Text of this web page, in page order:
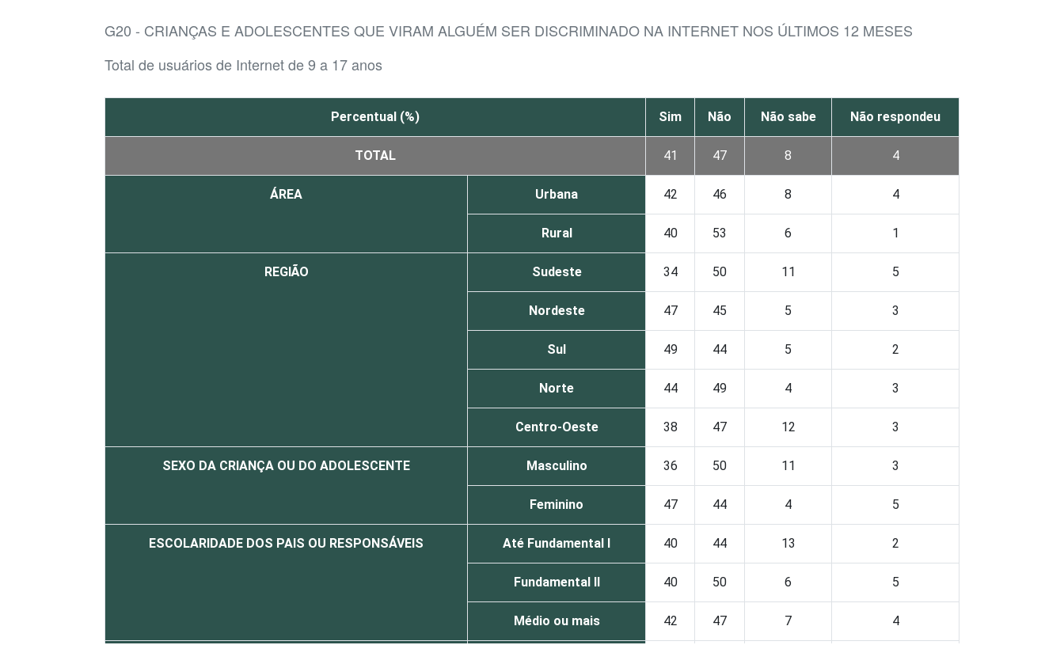
G20 - CRIANÇAS E ADOLESCENTES QUE VIRAM ALGUÉM SER DISCRIMINADO NA INTERNET NOS ÚLTIMOS 12 MESES
Total de usuários de Internet de 9 a 17 anos
Percentual (%) Sim Não Não sabe Não respondeu
TOTAL 41 47 8 4
ÁREA Urbana 42 46 8 4
Rural 40 53 6 1
REGIÃO Sudeste 34 50 11 5
Nordeste 47 45 5 3
Sul 49 44 5 2
Norte 44 49 4 3
Centro-Oeste 38 47 12 3
SEXO DA CRIANÇA OU DO ADOLESCENTE Masculino 36 50 11 3
Feminino 47 44 4 5
ESCOLARIDADE DOS PAIS OU RESPONSÁVEIS Até Fundamental I 40 44 13 2
Fundamental II 40 50 6 5
Médio ou mais 42 47 7 4